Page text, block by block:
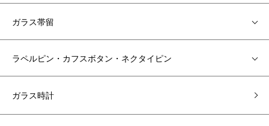
ガラス帯留
ラペルピン・カフスボタン・ネクタイピン
ガラス時計